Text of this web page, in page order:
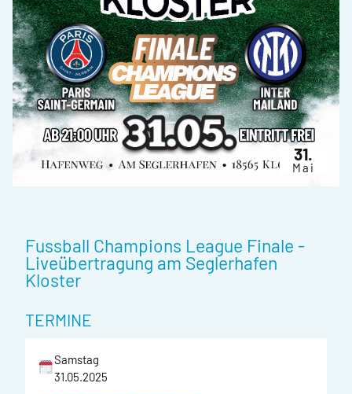
31.
Mai
Fussball Champions League Finale -
Liveübertragung am Seglerhafen
Kloster
TERMINE
Samstag
31.05.2025